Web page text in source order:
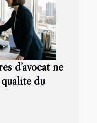
d’avocat ne
du